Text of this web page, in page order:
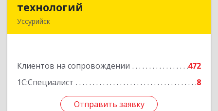
технологий
Уссурийск
Клиентов на сопровождении
472
1С:Специалист
8
Отправить заявку
Подробнее
Отправить заявку